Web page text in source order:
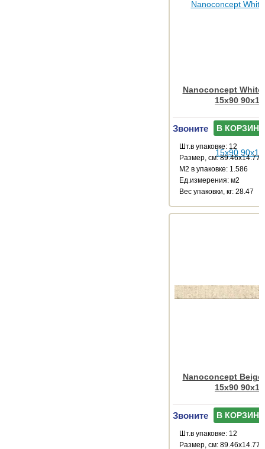
Nanoconcept White
15x90 90x15
Звоните В КОРЗИНУ
Шт.в упаковке: 12
Размер, см: 89.46x14.77
М2 в упаковке: 1.586
Ед.измерения: м2
Веc упаковки, кг: 28.47
Nanoconcept Beige
15x90 90x15
Звоните В КОРЗИНУ
Шт.в упаковке: 12
Размер, см: 89.46x14.77